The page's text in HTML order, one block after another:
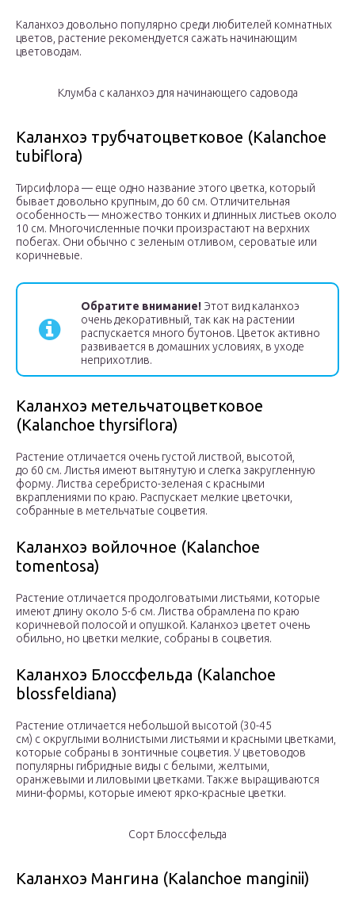
Каланхоэ довольно популярно среди любителей комнатных
цветов, растение рекомендуется сажать начинающим
цветоводам.
Клумба с каланхоэ для начинающего садовода
Каланхоэ трубчатоцветковое (Kalanchoe
tubiflora)
Тирсифлора — еще одно название этого цветка, который
бывает довольно крупным, до 60 см. Отличительная
особенность — множество тонких и длинных листьев около
10 см. Многочисленные почки произрастают на верхних
побегах. Они обычно с зеленым отливом, сероватые или
коричневые.
Обратите внимание! Этот вид каланхоэ
очень декоративный, так как на растении
распускается много бутонов. Цветок активно
развивается в домашних условиях, в уходе
неприхотлив.
Каланхоэ метельчатоцветковое
(Kalanchoe thyrsiflora)
Растение отличается очень густой листвой, высотой,
до 60 см. Листья имеют вытянутую и слегка закругленную
форму. Листва серебристо-зеленая с красными
вкраплениями по краю. Распускает мелкие цветочки,
собранные в метельчатые соцветия.
Каланхоэ войлочное (Kalanchoe
tomentosa)
Растение отличается продолговатыми листьями, которые
имеют длину около 5-6 см. Листва обрамлена по краю
коричневой полосой и опушкой. Каланхоэ цветет очень
обильно, но цветки мелкие, собраны в соцветия.
Каланхоэ Блоссфельда (Kalanchoe
blossfeldiana)
Растение отличается небольшой высотой (30-45
см) с округлыми волнистыми листьями и красными цветками,
которые собраны в зонтичные соцветия. У цветоводов
популярны гибридные виды с белыми, желтыми,
оранжевыми и лиловыми цветками. Также выращиваются
мини-формы, которые имеют ярко-красные цветки.
Сорт Блоссфельда
Каланхоэ Мангина (Kalanchoe manginii)